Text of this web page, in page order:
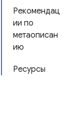
Рекомендац
ии по
метаописан
ию
Ресурсы